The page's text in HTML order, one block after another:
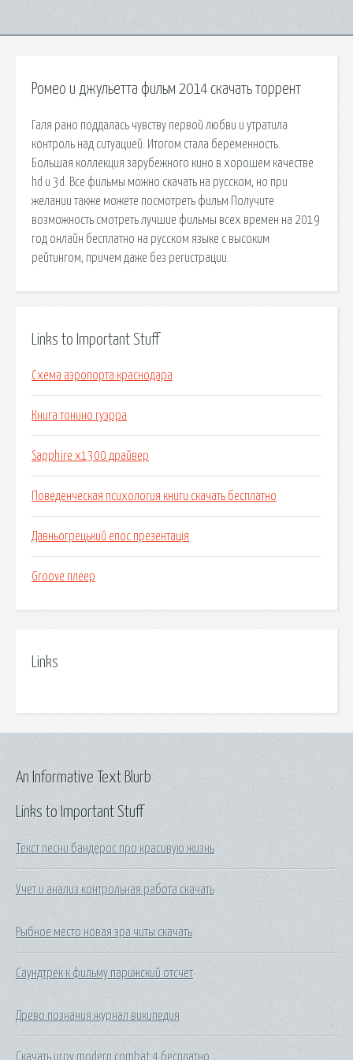
Ромео и джульетта фильм 2014 скачать торрент
Галя рано поддалась чувству первой любви и утратила
контроль над ситуацией. Итогом стала беременность.
Большая коллекция зарубежного кино в хорошем качестве
hd и 3d. Все фильмы можно скачать на русском, но при
желании также можете посмотреть фильм Получите
возможность смотреть лучшие фильмы всех времен на 2019
год онлайн бесплатно на русском языке с высоким
рейтингом, причем даже без регистрации.
Links to Important Stuff
Схема аэропорта краснодара
Книга тонино гуэрра
Sapphire x1300 драйвер
Поведенческая психология книги скачать бесплатно
Давньогрецький епос презентація
Groove плеер
Links
Links to Important Stuff
Текст песни бандерос про красивую жизнь
Учет и анализ контрольная работа скачать
Рыбное место новая эра читы скачать
Саундтрек к фильму парижский отсчет
Древо познания журнал википедия
Скачать игру modern combat 4 бесплатно
An Informative Text Blurb